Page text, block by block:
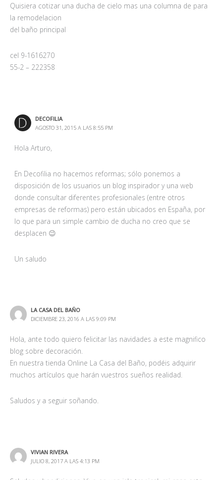
Quisiera cotizar una ducha de cielo mas una columna de para
la remodelacion
del baño principal
cel 9-1616270
55-2 – 222358
DECOFILIA
AGOSTO 31, 2015 A LAS 8:55 PM
Hola Arturo,
En Decofilia no hacemos reformas; sólo ponemos a
disposición de los usuarios un blog inspirador y una web
donde consultar diferentes profesionales (entre otros
empresas de reformas) pero están ubicados en España, por
lo que para un simple cambio de ducha no creo que se
desplacen 😉
Un saludo
LA CASA DEL BAÑO
DICIEMBRE 23, 2016 A LAS 9:09 PM
Hola, ante todo quiero felicitar las navidades a este magnifico
blog sobre decoración.
En nuestra tienda Online La Casa del Baño, podéis adquirir
muchos artículos que harán vuestros sueños realidad.
Saludos y a seguir soñando.
VIVIAN RIVERA
JULIO 8, 2017 A LAS 4:13 PM